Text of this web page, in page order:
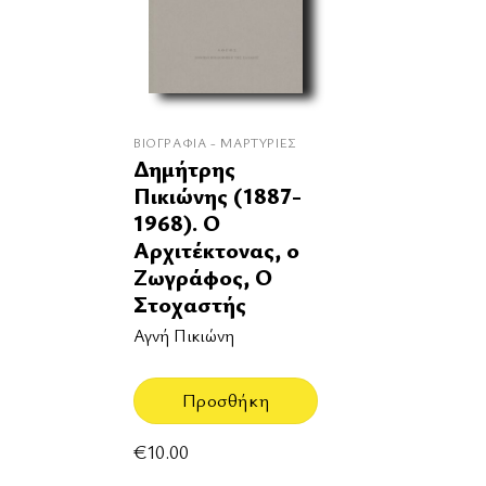
ΒΙΟΓΡΑΦΊΑ - ΜΑΡΤΥΡΊΕΣ
Δημήτρης
Πικιώνης (1887-
1968). Ο
Αρχιτέκτονας, ο
Ζωγράφος, Ο
Στοχαστής
Αγνή Πικιώνη
Προσθήκη
€10.00